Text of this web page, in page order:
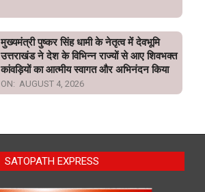
मुख्यमंत्री पुष्कर सिंह धामी के नेतृत्व में देवभूमि
उत्तराखंड ने देश के विभिन्न राज्यों से आए शिवभक्त
कांवड़ियों का आत्मीय स्वागत और अभिनंदन किया
ON: AUGUST 4, 2026
SATOPATH EXPRESS